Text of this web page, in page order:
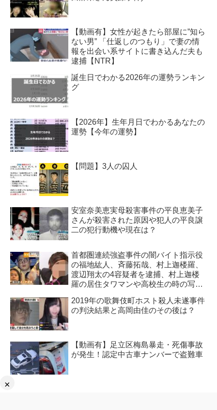
×
【動画有】女性が起きたら部屋に”知ら
ない男” 「仕返しのつもり」で妻の情
報を出会い系サイトに書き込んだ夫も
逮捕【NTR】
誕生日でわかる2026年の運勢ランキン
グ
【2026年】生年月日でわかるあなたの
運勢【今年の運勢】
【問題】3人の囚人
安室奈美恵実母殺害事件の平良恵美子
さんが殺害された原因や犯人の平良譲
二の犯行動機や現在は？
首都圏連続強盗事件の闇バイト指示役
の福地紘人、斉藤拓哉、村上迦楼羅、
渡辺翔太の4容疑者を逮捕、村上迦楼
羅の居住タワマンや高校生の時の写真
2019年の歌舞伎町ホスト殺人未遂事件
の判決結果と高岡由佳のその後は？
【動画有】足立区梅島暴走・死傷事故
が発生！認定中古車ナンバーで盗難車